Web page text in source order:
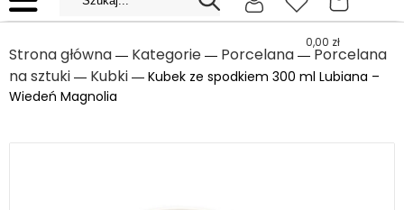
0,00 zł
Strona główna ― Kategorie ― Porcelana ― Porcelana
na sztuki ― Kubki ― Kubek ze spodkiem 300 ml Lubiana –
Wiedeń Magnolia